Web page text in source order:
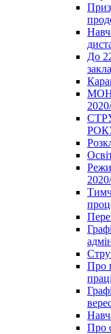
До
МОН
Про
Про